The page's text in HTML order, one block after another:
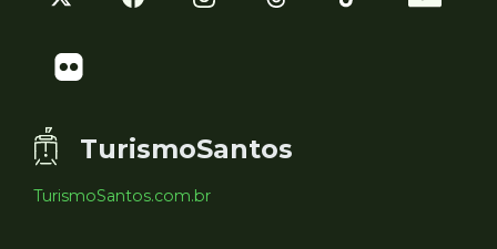
TurismoSantos
TurismoSantos.com.br